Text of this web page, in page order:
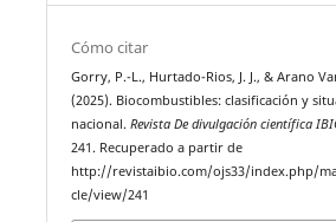
Cómo citar
Gorry, P.-L., Hurtado-Rios, J. J., & Arano
(2025). Biocombustibles: clasificación y
nacional.Revista De divulgación científica
241. Recuperado a partir de
http://revistaibio.com/ojs33/index.php/
cle/view/241